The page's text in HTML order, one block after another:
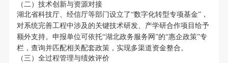
（二）技术创新与资源对接
湖北省科技厅、经信厅等部门设立了“数字化转型专项基金”，
对系统完善工程中涉及的关键技术研发、产学研合作项目给予
额外支持。申报单位可依托“湖北政务服务网”的“惠企政策”专
栏，查询并匹配相关配套政策，实现多渠道资金整合。
（三）全过程管理与绩效评价